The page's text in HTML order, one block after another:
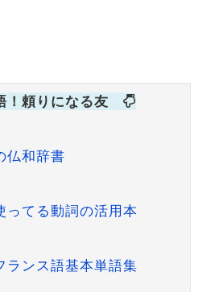
！頼りになる友
仏和辞書
ってる動詞の活用本
ランス語基本単語集